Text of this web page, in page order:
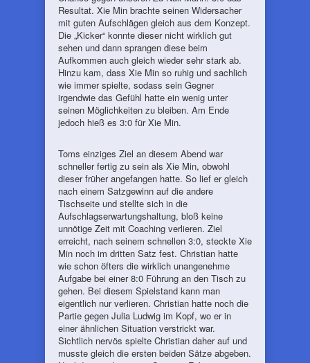
Resultat. Xie Min brachte seinen Widersacher
mit guten Aufschlägen gleich aus dem Konzept.
Die „Kicker“ konnte dieser nicht wirklich gut
sehen und dann sprangen diese beim
Aufkommen auch gleich wieder sehr stark ab.
Hinzu kam, dass Xie Min so ruhig und sachlich
wie immer spielte, sodass sein Gegner
irgendwie das Gefühl hatte ein wenig unter
seinen Möglichkeiten zu bleiben. Am Ende
jedoch hieß es 3:0 für Xie Min.
Toms einziges Ziel an diesem Abend war
schneller fertig zu sein als Xie Min, obwohl
dieser früher angefangen hatte. So lief er gleich
nach einem Satzgewinn auf die andere
Tischseite und stellte sich in die
Aufschlagserwartungshaltung, bloß keine
unnötige Zeit mit Coaching verlieren. Ziel
erreicht, nach seinem schnellen 3:0, steckte Xie
Min noch im dritten Satz fest. Christian hatte
wie schon öfters die wirklich unangenehme
Aufgabe bei einer 8:0 Führung an den Tisch zu
gehen. Bei diesem Spielstand kann man
eigentlich nur verlieren. Christian hatte noch die
Partie gegen Julia Ludwig im Kopf, wo er in
einer ähnlichen Situation verstrickt war.
Sichtlich nervös spielte Christian daher auf und
musste gleich die ersten beiden Sätze abgeben.